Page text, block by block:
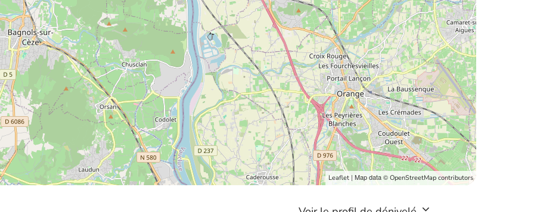
Leaflet | Map data © OpenStreetMap contributors